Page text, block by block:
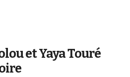
et Yaya Touré